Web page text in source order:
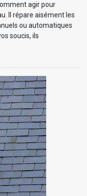
agir pour
Il répare aisément les
ou automatiques
soucis, ils